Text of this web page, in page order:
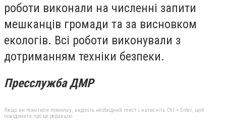
роботи виконали на численні запити
мешканців громади та за висновком
екологів. Всі роботи виконували з
дотриманням техніки безпеки.
Пресслужба ДМР
Якщо ви помітили помилку, виділіть необхідний текст і натисніть Ctrl + Enter, щоб
повідомити про це редакцію